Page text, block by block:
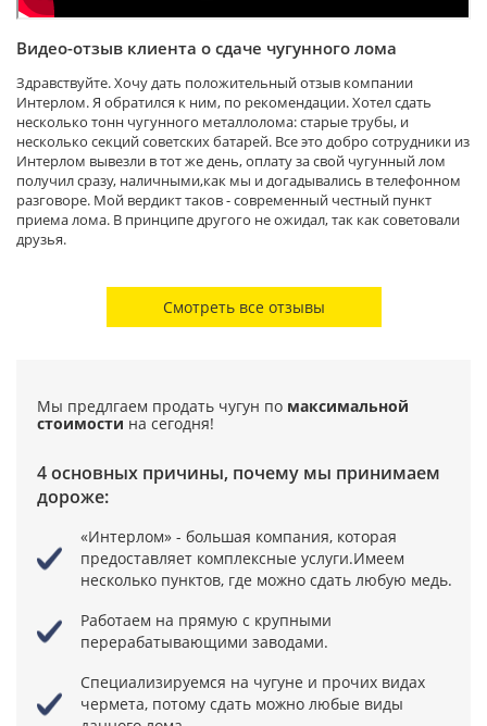
Видео-отзыв клиента о сдаче чугунного лома
Здравствуйте. Хочу дать положительный отзыв компании
Интерлом. Я обратился к ним, по рекомендации. Хотел сдать
несколько тонн чугунного металлолома: старые трубы, и
несколько секций советских батарей. Все это добро сотрудники из
Интерлом вывезли в тот же день, оплату за свой чугунный лом
получил сразу, наличными,как мы и догадывались в телефонном
разговоре. Мой вердикт таков - современный честный пункт
приема лома. В принципе другого не ожидал, так как советовали
друзья.
Смотреть все отзывы
Мы предлгаем продать чугун по максимальной
стоимости на сегодня!
4 основных причины, почему мы принимаем
дороже:
«Интерлом» - большая компания, которая
предоставляет комплексные услуги.Имеем
несколько пунктов, где можно сдать любую медь.
Работаем на прямую с крупными
перерабатывающими заводами.
Специализируемся на чугуне и прочих видах
чермета, потому сдать можно любые виды